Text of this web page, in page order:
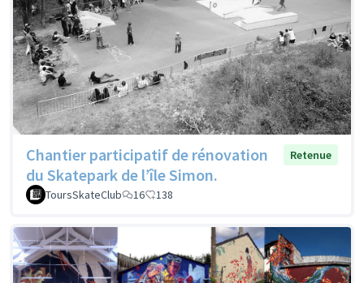
Chantier participatif de rénovation
du Skatepark de l’île Simon.
Retenue
ToursSkateClub 16 138